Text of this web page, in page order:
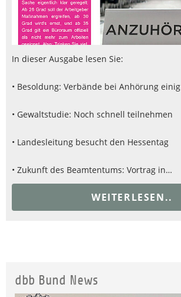
In dieser Ausgabe lesen Sie:
• Besoldung: Verbände bei Anhörung einig
• Gewaltstudie: Noch schnell teilnehmen
• Landesleitung besucht den Hessentag
• Zukunft des Beamtentums: Vortrag in…
WEITERLESEN..
dbb Bund News